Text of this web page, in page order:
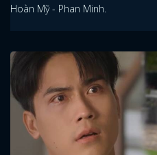
Hoàn Mỹ - Phan Minh.